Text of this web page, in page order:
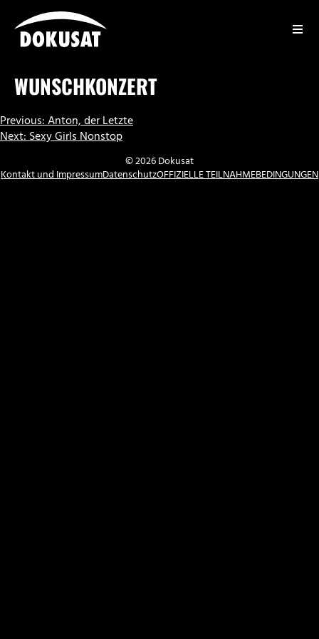
Inhalt
springen
WUNSCHKONZERT
BEITRAGSNAVIGATION
Previous:Anton, der Letzte
Next:Sexy Girls Nonstop
© 2026 Dokusat
Kontakt und ImpressumDatenschutzOFFIZIELLE TEILNAHMEBEDINGUNGEN